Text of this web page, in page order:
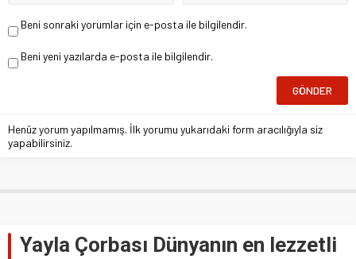
Beni sonraki yorumlar için e-posta ile bilgilendir.
Beni yeni yazılarda e-posta ile bilgilendir.
Henüz yorum yapılmamış. İlk yorumu yukarıdaki form aracılığıyla siz
yapabilirsiniz.
Yayla Çorbası Dünyanın en lezzetli